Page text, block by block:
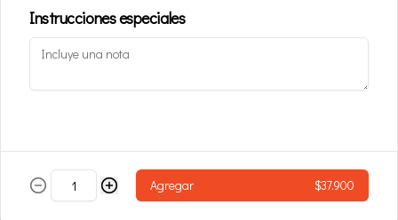
Salsa Alfredo con tocineta
Queso azul, Grana Padano, parmesano y
Instrucciones especiales
Agregar $37.900